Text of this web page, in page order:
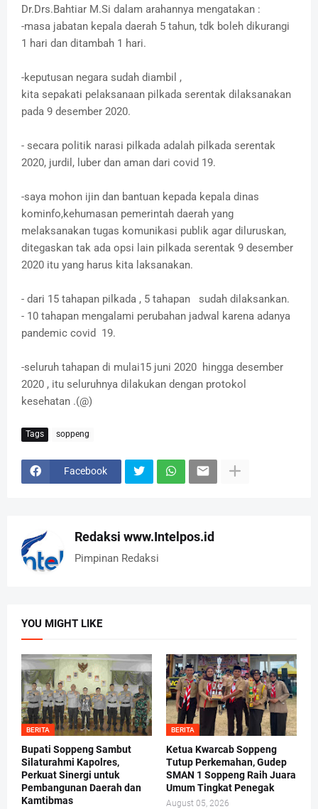
Dr.Drs.Bahtiar M.Si dalam arahannya mengatakan :
-masa jabatan kepala daerah 5 tahun, tdk boleh dikurangi
1 hari dan ditambah 1 hari.
-keputusan negara sudah diambil ,
kita sepakati pelaksanaan pilkada serentak dilaksanakan
pada 9 desember 2020.
- secara politik narasi pilkada adalah pilkada serentak
2020, jurdil, luber dan aman dari covid 19.
-saya mohon ijin dan bantuan kepada kepala dinas
kominfo,kehumasan pemerintah daerah yang
melaksanakan tugas komunikasi publik agar diluruskan,
ditegaskan tak ada opsi lain pilkada serentak 9 desember
2020 itu yang harus kita laksanakan.
- dari 15 tahapan pilkada , 5 tahapan sudah dilaksankan.
- 10 tahapan mengalami perubahan jadwal karena adanya
pandemic covid 19.
-seluruh tahapan di mulai15 juni 2020 hingga desember
2020 , itu seluruhnya dilakukan dengan protokol
kesehatan .(@)
Tags soppeng
Facebook
Redaksi www.Intelpos.id
Pimpinan Redaksi
YOU MIGHT LIKE
BERITA
Bupati Soppeng Sambut
Silaturahmi Kapolres,
Perkuat Sinergi untuk
Pembangunan Daerah dan
Kamtibmas
BERITA
Ketua Kwarcab Soppeng
Tutup Perkemahan, Gudep
SMAN 1 Soppeng Raih Juara
Umum Tingkat Penegak
August 05, 2026